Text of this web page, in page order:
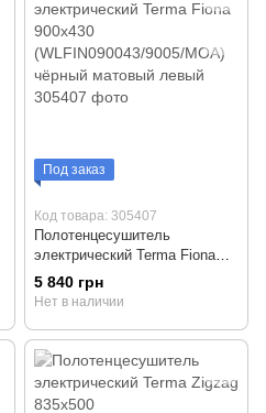
Под заказ
Код товара: 305407
Полотенцесушитель
электрический Terma Fiona
900х430
(WLFIN090043/9005/MOA)
5 840 грн
Нет в наличии